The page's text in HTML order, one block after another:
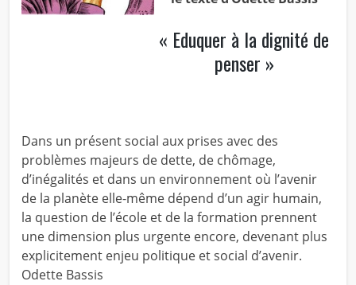
« Eduquer à la dignité de
penser »
Dans un présent social aux prises avec des
problèmes majeurs de dette, de chômage,
d’inégalités et dans un environnement où l’avenir
de la planète elle-même dépend d’un agir humain,
la question de l’école et de la formation prennent
une dimension plus urgente encore, devenant plus
explicitement enjeu politique et social d’avenir.
Odette Bassis